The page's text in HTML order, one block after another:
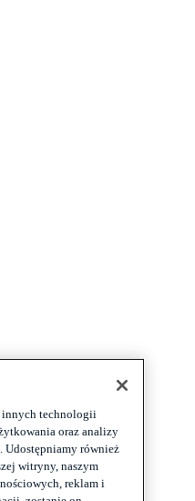
technologii
oraz analizy
Udostępniamy również
witryny, naszym
reklam i